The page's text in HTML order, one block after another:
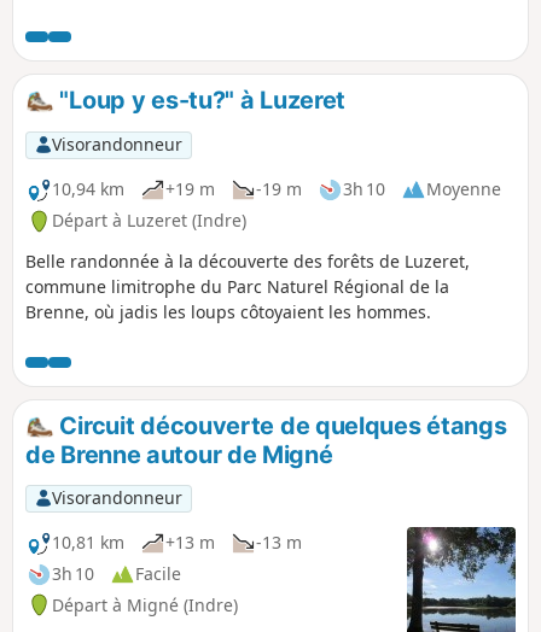
d'étangs. Il s'agit là d'une balade
initiatique au pays des senteurs qui
déploie également son extraordinaire
palette de couleurs !
"Loup y es-tu?" à Luzeret
Visorandonneur
10,94 km
+19 m -19 m 3h 10
Moyenne
Départ à Luzeret (Indre)
Belle randonnée à la découverte des forêts de Luzeret,
commune limitrophe du Parc Naturel Régional de la
Brenne, où jadis les loups côtoyaient les hommes.
Circuit découverte de quelques étangs
de Brenne autour de Migné
Visorandonneur
10,81 km
+13 m
-13 m
3h 10
Facile
Départ à Migné (Indre)